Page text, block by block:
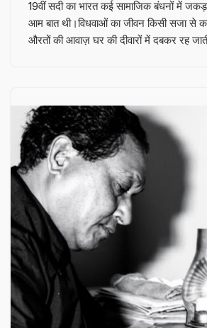
19वीं सदी का भारत कई सामाजिक बंधनों में
आम बात थी।विधवाओं का जीवन किसी सजा से
औरतों की आवाज़ घर की दीवारों में दबकर रह